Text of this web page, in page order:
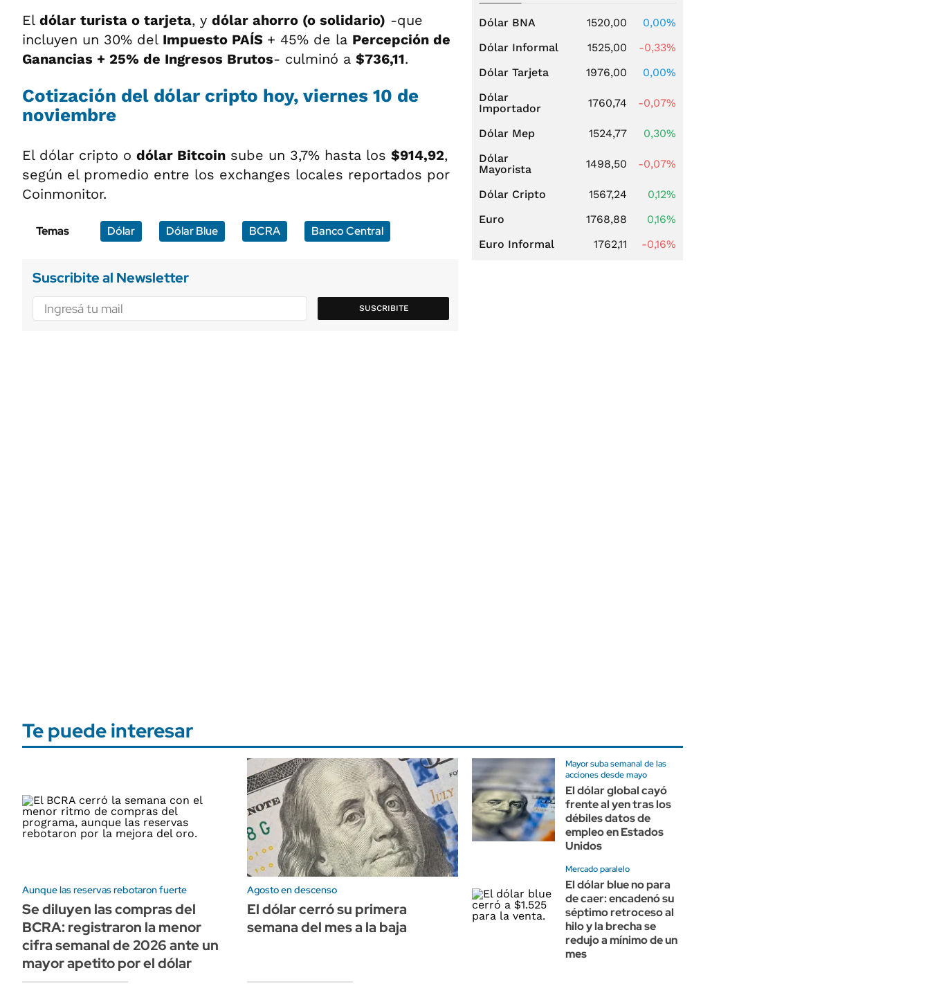
El dólar turista o tarjeta, y dólar ahorro (o solidario) -que
incluyen un 30% del Impuesto PAÍS + 45% de la Percepción de
Ganancias + 25% de Ingresos Brutos- culminó a $736,11.
Cotización del dólar cripto hoy, viernes 10 de
noviembre
El dólar cripto o dólar Bitcoin sube un 3,7% hasta los $914,92,
según el promedio entre los exchanges locales reportados por
Coinmonitor.
Temas Dólar Dólar Blue BCRA Banco Central
Suscribite al Newsletter
SUSCRIBITE
Dólar BNA 1520,00
0,00%
Dólar Informal
1525,00
-0,33%
Dólar Tarjeta
1976,00
0,00%
Dólar
Importador
1760,74 -0,07%
Dólar Mep 1524,77
0,30%
Dólar
Mayorista
1498,50 -0,07%
Dólar Cripto 1567,24
0,12%
Euro
1768,88
0,16%
Euro Informal
1762,11 -0,16%
Te puede interesar
Aunque las reservas rebotaron fuerte
Se diluyen las compras del
BCRA: registraron la menor
cifra semanal de 2026 ante un
mayor apetito por el dólar
Agosto en descenso
El dólar cerró su primera
semana del mes a la baja
Mayor suba semanal de las
acciones desde mayo
El dólar global cayó
frente al yen tras los
débiles datos de
empleo en Estados
Unidos
Mercado paralelo
El dólar blue no para
de caer: encadenó su
séptimo retroceso al
hilo y la brecha se
redujo a mínimo de un
mes